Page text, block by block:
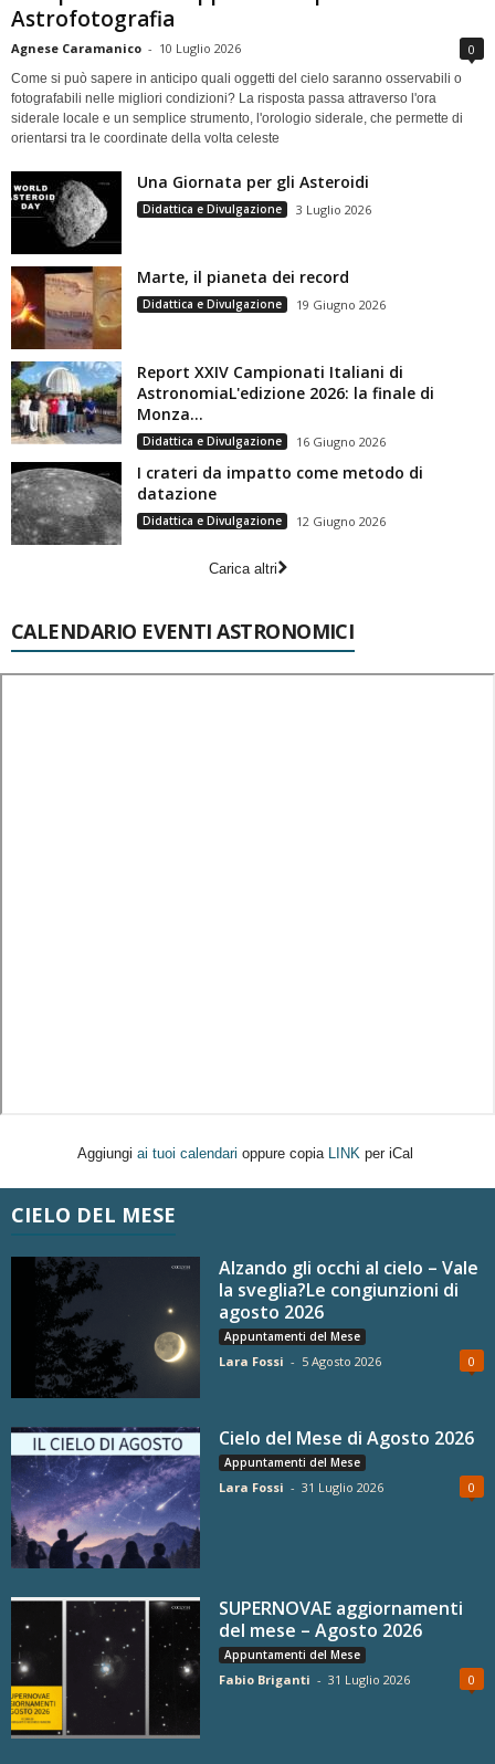
Astrofotografia
Agnese Caramanico - 10 Luglio 2026 0
Come si può sapere in anticipo quali oggetti del cielo saranno osservabili o
fotografabili nelle migliori condizioni? La risposta passa attraverso l'ora
siderale locale e un semplice strumento, l'orologio siderale, che permette di
orientarsi tra le coordinate della volta celeste
Una Giornata per gli Asteroidi
Didattica e Divulgazione 3 Luglio 2026
Marte, il pianeta dei record
Didattica e Divulgazione 19 Giugno 2026
Report XXIV Campionati Italiani di
AstronomiaL'edizione 2026: la finale di
Monza...
Didattica e Divulgazione 16 Giugno 2026
I crateri da impatto come metodo di
datazione
Didattica e Divulgazione 12 Giugno 2026
Carica altri
CALENDARIO EVENTI ASTRONOMICI
Aggiungi ai tuoi calendari oppure copia LINK per iCal
CIELO DEL MESE
Alzando gli occhi al cielo – Vale
la sveglia?Le congiunzioni di
agosto 2026
Appuntamenti del Mese
Lara Fossi - 5 Agosto 2026 0
Cielo del Mese di Agosto 2026
Appuntamenti del Mese
Lara Fossi - 31 Luglio 2026 0
SUPERNOVAE aggiornamenti
del mese – Agosto 2026
Appuntamenti del Mese
Fabio Briganti - 31 Luglio 2026 0